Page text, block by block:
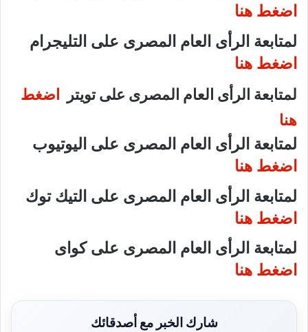
اضغط هنا
لمتابعة الرأى العام المصرى على التليجرام
اضغط هنا
لمتابعة الرأى العام المصرى على تويتر
اضغط
هنا
لمتابعة الرأى العام المصرى على اليوتيوب
اضغط هنا
لمتابعة الرأى العام المصرى على التيك توك
اضغط هنا
لمتابعة الرأى العام المصرى على كواى
اضغط هنا
شارك الخبر مع أصدقائك